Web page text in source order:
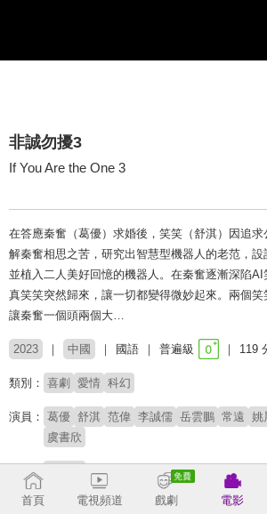
非誠勿擾3
If You Are the One 3
在答應秦奮（葛優）求婚後，笑笑（舒淇）因追
解秦奮相思之苦，研究出智慧型機器人的老范，
並植入二人美好回憶的機器人。在秦奮逐漸深陷AI
真笑笑突然歸來，讓一切都變得微妙起來。兩個笑
讓秦奮一個頭兩個大…
2023 中國 國語 普遍級 119
類別： 喜劇 愛情 科幻
演員： 葛優 舒淇 范偉 李誠儒 岳雲鵬 常遠 姚
虞書欣
導演：
配音： 王寶強
首頁 電視頻道 戲劇 電影